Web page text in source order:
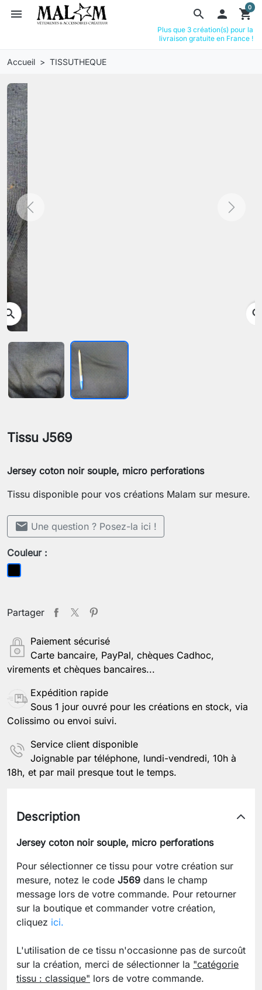
search
menu  shopping_cart
0
Plus que 3 création(s) pour la
livraison gratuite en France !
Accueil TISSUTHEQUE
Previous Next
Tissu J569
Jersey coton noir souple, micro perforations
Tissu disponible pour vos créations Malam sur mesure.
mail Une question ? Posez-la ici !
Couleur :
Noir
Partager
Paiement sécurisé
Carte bancaire, PayPal, chèques Cadhoc,
virements et chèques bancaires...
Expédition rapide
Sous 1 jour ouvré pour les créations en stock, via
Colissimo ou envoi suivi.
Service client disponible
Joignable par téléphone, lundi-vendredi, 10h à
18h, et par mail presque tout le temps.
Description
Jersey coton noir souple, micro perforations
Pour sélectionner ce tissu pour votre création sur
mesure, notez le code J569 dans le champ
message lors de votre commande. Pour retourner
sur la boutique et commander votre création,
cliquez ici.
L'utilisation de ce tissu n'occasionne pas de surcoût
sur la création, merci de sélectionner la "catégorie
tissu : classique" lors de votre commande.